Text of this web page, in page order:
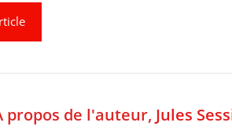
propos de l'auteur, Jules